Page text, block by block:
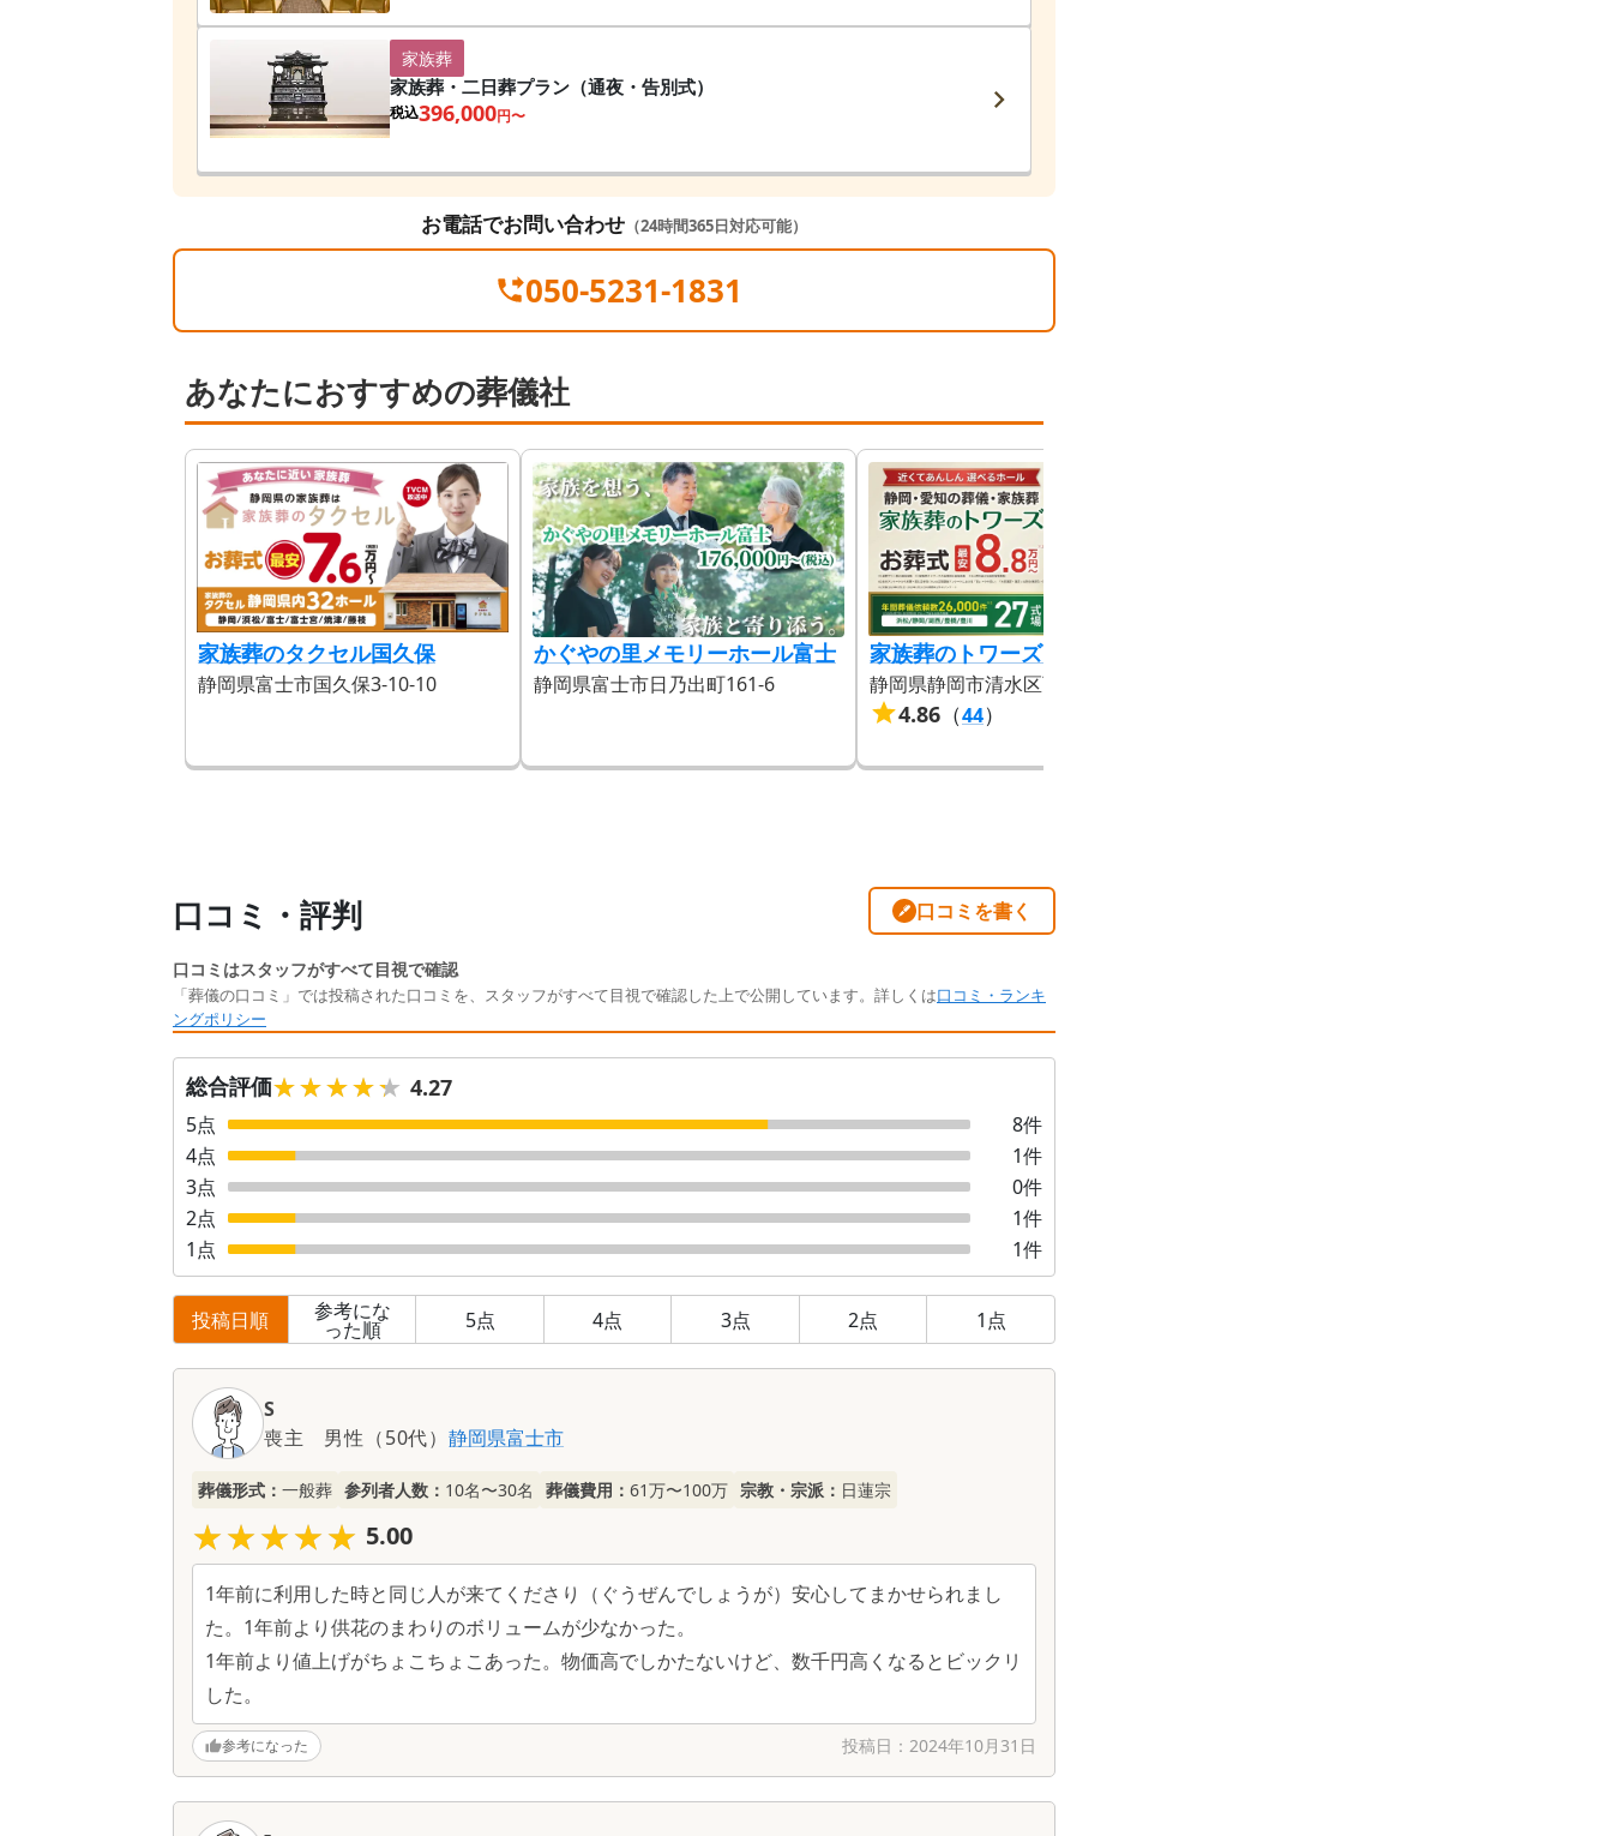
家族葬
家族葬・二日葬プラン（通夜・告別式）
税込396,000円〜
お電話でお問い合わせ （24時間365日対応可能）
050-5231-1831
あなたにおすすめの葬儀社
家族葬のタクセル国久保
静岡県富士市国久保3-10-10
かぐやの里メモリーホール富士
静岡県富士市日乃出町161-6
家族葬のトワーズ 清水西久保
静岡県静岡市清水区西久保1-3-4
4.86 （44）
口コミ・評判 口コミを書く
口コミはスタッフがすべて目視で確認
「葬儀の口コミ」では投稿された口コミを、スタッフがすべて目視で確認した上で公開しています。詳しくは口コミ・ランキ
ングポリシー
総合評価★★★★★
★★★★★ 4.27
5点 8件
4点 1件
3点 0件
2点 1件
1 点 1件
投稿日順 参考にな
った順 5点 4点 3点 2点 1 点
S
喪主
男性 （50代）静岡県富士市
葬儀形式： 一般葬 参列者人数： 10名〜30名 葬儀費用： 61万〜100万 宗教・宗派： 日蓮宗
★★★★★
★★★★★ 5.00
1年前に利用した時と同じ人が来てくださり（ぐうぜんでしょうが）安心してまかせられまし
た。1年前より供花のまわりのボリュームが少なかった。
1年前より値上げがちょこちょこあった。物価高でしかたないけど、数千円高くなるとビックリ
した。
参考になった 投稿日： 2024年10月31日